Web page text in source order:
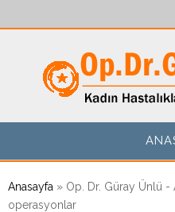
Buradasınız
Anasayfa » Op. Dr. Güray Ünlü
operasyonlar